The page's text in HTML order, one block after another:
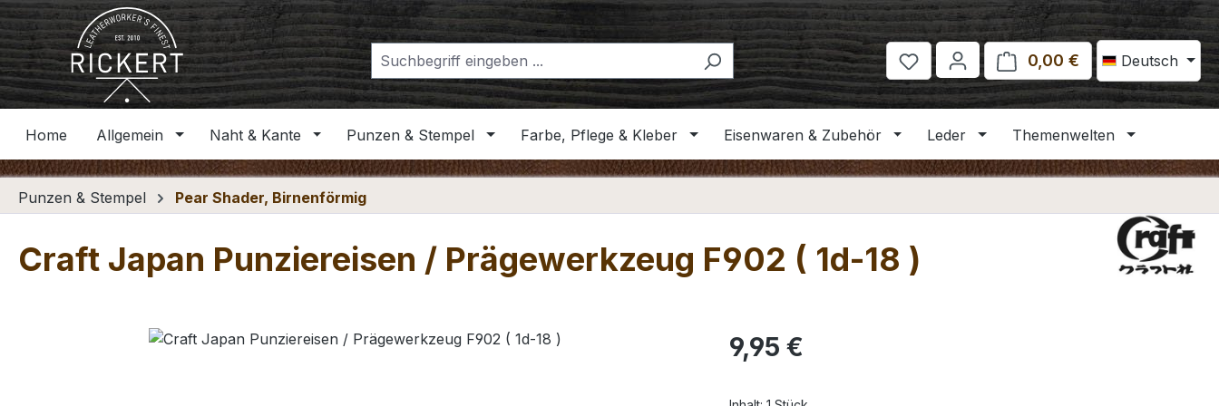
Hauptinhalt springen
Zur Suche springen
Zur Hauptnavigation springen
Deutsch
0,00 € Warenkorb
Home Allgemein Naht & Kante Punzen & Stempel Farbe, Pflege & Kleber Eisenwaren & Zubehör Leder Themenwelten
Punzen & Stempel Pear Shader, Birnenförmig
Craft Japan Punziereisen / Prägewerkzeug F902 ( 1d-18 )
Bildergalerie überspringen Regulärer Preis:
9,95 €